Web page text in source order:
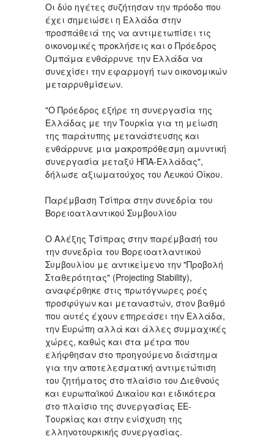
Οι δύο ηγέτες συζήτησαν την πρόοδο που
έχει σημειώσει η Ελλάδα στην
προσπάθειά της να αντιμετωπίσει τις
οικονομικές προκλήσεις και ο Πρόεδρος
Ομπάμα ενθάρρυνε την Ελλάδα να
συνεχίσει την εφαρμογή των οικονομικών
μεταρρυθμίσεων.
"Ο Πρόεδρος εξήρε τη συνεργασία της
Ελλάδας με την Τουρκία για τη μείωση
της παράτυπης μετανάστευσης και
ενθάρρυνε μια μακροπρόθεσμη αμυντική
συνεργασία μεταξύ ΗΠΑ-Ελλάδας",
δήλωσε αξιωματούχος του Λευκού Οίκου.
Παρέμβαση Τσίπρα στην συνεδρία του
Βορειοατλαντικού Συμβουλίου
Ο Αλέξης Τσίπρας στην παρέμβασή του
την συνεδρία του Βορειοατλαντικού
Συμβουλίου με αντικείμενο την "Προβολή
Σταθερότητας" (Projecting Stability),
αναφέρθηκε στις πρωτόγνωρες ροές
προσφύγων και μεταναστών, στον βαθμό
που αυτές έχουν επηρεάσει την Ελλάδα,
την Ευρώπη αλλά και άλλες συμμαχικές
χώρες, καθώς και στα μέτρα που
ελήφθησαν στο προηγούμενο διάστημα
για την αποτελεσματική αντιμετώπιση
του ζητήματος στο πλαίσιο του Διεθνούς
και ευρωπαϊκού Δικαίου και ειδικότερα
στο πλαίσιο της συνεργασίας ΕΕ-
Τουρκίας και στην ενίσχυση της
ελληνοτουρκικής συνεργασίας.